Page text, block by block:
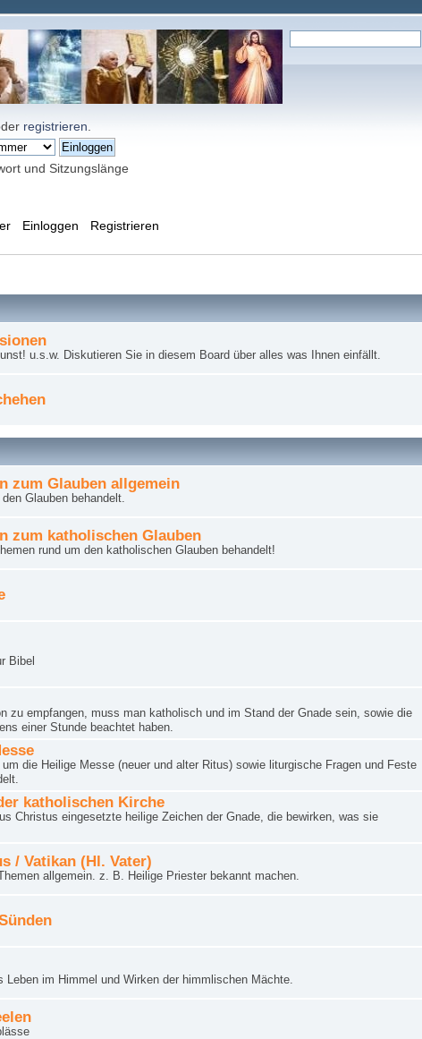
registrieren
und Sitzungslänge
Einloggen Registrieren
u.s.w. Diskutieren Sie in diesem Board über alles was Ihnen einfällt.
zum Glauben allgemein
Glauben behandelt.
zum katholischen Glauben
rund um den katholischen Glauben behandelt!
Bibel
zu empfangen, muss man katholisch und im Stand der Gnade sein, sowie die
einer Stunde beachtet haben.
um die Heilige Messe (neuer und alter Ritus) sowie liturgische Fragen und Feste
katholischen Kirche
Christus eingesetzte heilige Zeichen der Gnade, die bewirken, was sie
/ Vatikan (Hl. Vater)
allgemein. z. B. Heilige Priester bekannt machen.
im Himmel und Wirken der himmlischen Mächte.